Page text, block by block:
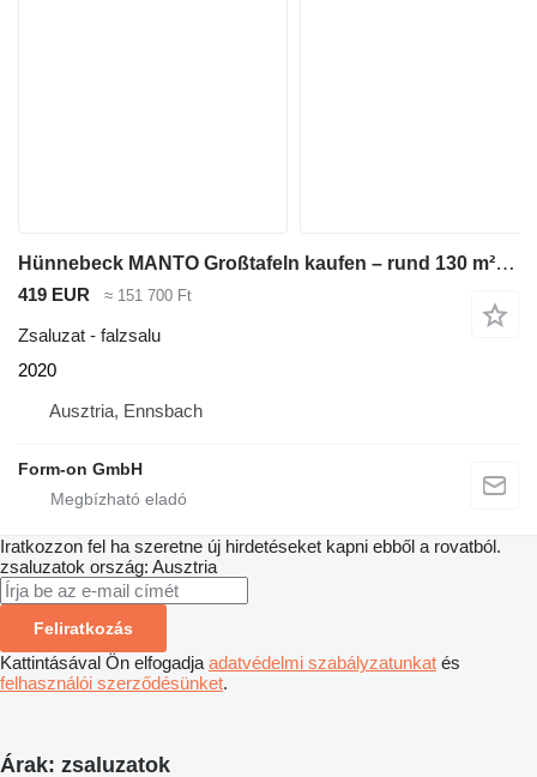
Hünnebeck MANTO Großtafeln kaufen – rund 130 m² Gesamtpaket im Qualitätsmi
419 EUR ≈ 151 700 Ft
Zsaluzat - falzsalu
2020
Ausztria, Ennsbach
Form-on GmbH
Iratkozzon fel ha szeretne új hirdetéseket kapni ebből a rovatból.
zsaluzatok ország: Ausztria
Feliratkozás
Kattintásával Ön elfogadja adatvédelmi szabályzatunkat és
felhasználói szerződésünket.
Árak: zsaluzatok